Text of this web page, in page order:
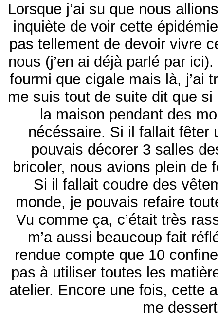
Lorsque j’ai su que nous
inquiète de voir cette
pas tellement de devoir vivre
nous (j’en ai déjà parlé par
fourmi que cigale mais là, j’ai
me suis tout de suite dit que si
la maison pendant des
nécéssaire. Si il fallait fêter
pouvais décorer 3 salles
bricoler, nous avions plein de
Si il fallait coudre des
monde, je pouvais refaire
Vu comme ça, c’était très
m’a aussi beaucoup fait
rendue compte que 10
pas à utiliser toutes les
atelier. Encore une fois, cette
me